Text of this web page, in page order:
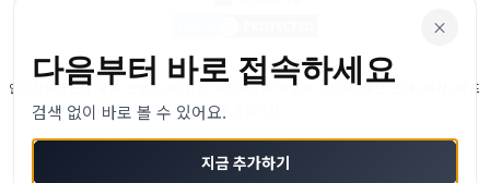
인트라매거진의 모든 콘텐츠(기사)는 저작권법의 보호를 받으며, 무단 전재, 복사, 배포
등을 금합니다.
© 2024–2026 인트라매거진. All Rights Reserved
×
다음부터 바로 접속하세요
검색 없이 바로 볼 수 있어요.
지금 추가하기